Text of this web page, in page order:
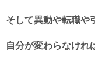
そして異動や転職や
自分が変わらなけれ